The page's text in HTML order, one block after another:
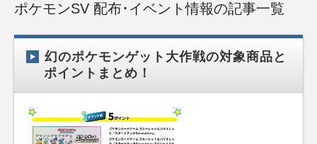
ポケモンSV 配布･イベント情報の記事一覧
幻のポケモンゲット大作戦の対象商品と
ポイントまとめ！